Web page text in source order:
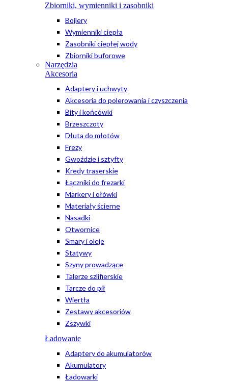
Zbiorniki, wymienniki i zasobniki
Bojlery
Wymienniki ciepła
Zasobniki ciepłej wody
Zbiorniki buforowe
Narzędzia
Akcesoria
Adaptery i uchwyty
Akcesoria do polerowania i czyszczenia
Bity i końcówki
Brzeszczoty
Dłuta do młotów
Frezy
Gwoździe i sztyfty
Kredy traserskie
Łączniki do frezarki
Markery i ołówki
Materiały ścierne
Nasadki
Otwornice
Smary i oleje
Statywy
Szyny prowadzące
Talerze szlifierskie
Tarcze do pił
Wiertła
Zestawy akcesoriów
Zszywki
Ładowanie
Adaptery do akumulatorów
Akumulatory
Ładowarki